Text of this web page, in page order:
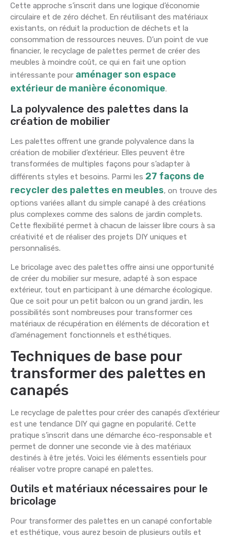
Cette approche s’inscrit dans une logique d’économie
circulaire et de zéro déchet. En réutilisant des matériaux
existants, on réduit la production de déchets et la
consommation de ressources neuves. D’un point de vue
financier, le recyclage de palettes permet de créer des
meubles à moindre coût, ce qui en fait une option
intéressante pour aménager son espace
extérieur de manière économique.
La polyvalence des palettes dans la
création de mobilier
Les palettes offrent une grande polyvalence dans la
création de mobilier d’extérieur. Elles peuvent être
transformées de multiples façons pour s’adapter à
différents styles et besoins. Parmi les 27 façons de
recycler des palettes en meubles, on trouve des
options variées allant du simple canapé à des créations
plus complexes comme des salons de jardin complets.
Cette flexibilité permet à chacun de laisser libre cours à sa
créativité et de réaliser des projets DIY uniques et
personnalisés.
Le bricolage avec des palettes offre ainsi une opportunité
de créer du mobilier sur mesure, adapté à son espace
extérieur, tout en participant à une démarche écologique.
Que ce soit pour un petit balcon ou un grand jardin, les
possibilités sont nombreuses pour transformer ces
matériaux de récupération en éléments de décoration et
d’aménagement fonctionnels et esthétiques.
Techniques de base pour
transformer des palettes en
canapés
Le recyclage de palettes pour créer des canapés d’extérieur
est une tendance DIY qui gagne en popularité. Cette
pratique s’inscrit dans une démarche éco-responsable et
permet de donner une seconde vie à des matériaux
destinés à être jetés. Voici les éléments essentiels pour
réaliser votre propre canapé en palettes.
Outils et matériaux nécessaires pour le
bricolage
Pour transformer des palettes en un canapé confortable
et esthétique, vous aurez besoin de plusieurs outils et